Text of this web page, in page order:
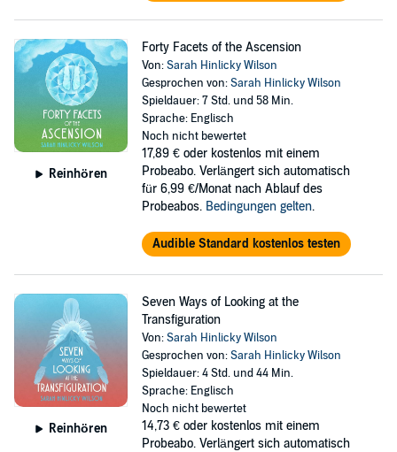
Reinhören
Forty Facets of the Ascension
Von:Sarah Hinlicky Wilson
Gesprochen von:Sarah Hinlicky Wilson
Spieldauer: 7 Std. und 58 Min.
Sprache: Englisch
Noch nicht bewertet
17,89 € oder kostenlos mit einem
Probeabo. Verlängert sich automatisch
für 6,99 €/Monat nach Ablauf des
Probeabos. Bedingungen gelten.
Audible Standard kostenlos testen
Reinhören
Seven Ways of Looking at the
Transfiguration
Von:Sarah Hinlicky Wilson
Gesprochen von:Sarah Hinlicky Wilson
Spieldauer: 4 Std. und 44 Min.
Sprache: Englisch
Noch nicht bewertet
14,73 € oder kostenlos mit einem
Probeabo. Verlängert sich automatisch